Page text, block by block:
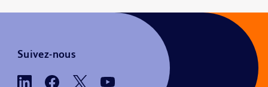
Suivez-nous